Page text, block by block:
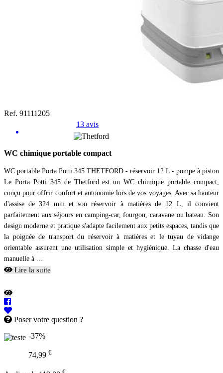
Ref. 91111205
13 avis
WC chimique portable compact
WC portable Porta Potti 345 THETFORD - réservoir 12 L - pompe à piston
Le Porta Potti 345 de Thetford est un WC chimique portable compact,
conçu pour offrir confort et autonomie lors de vos voyages. Avec sa hauteur
d'assise de 324 mm et son réservoir à matières de 12 L, il convient
parfaitement aux séjours en camping-car, fourgon, caravane ou bateau. Son
design moderne et pratique s'adapte facilement aux petits espaces, tandis que
la poignée de transport du réservoir à matières et le tuyau de vidange
orientable assurent une utilisation simple et hygiénique. La chasse d'eau
manuelle à ...
Lire la suite
Poser votre question ?
-37%
74,99 €